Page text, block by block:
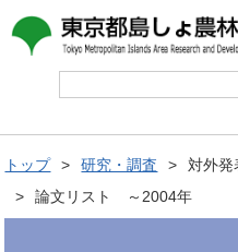
トップ 研究・調査 対外発
論文リスト ～2004年